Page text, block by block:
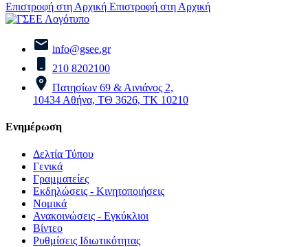
Επιστροφή στη Αρχική Επιστροφή στη Αρχική
info@gsee.gr
210 8202100
Πατησίων 69 & Αινιάνος 2,
10434 Αθήνα, ΤΘ 3626, ΤΚ 10210
Ενημέρωση
Δελτία Τύπου
Γενικά
Γραμματείες
Εκδηλώσεις - Κινητοποιήσεις
Νομικά
Ανακοινώσεις - Εγκύκλιοι
Βίντεο
Ρυθμίσεις Ιδιωτικότητας